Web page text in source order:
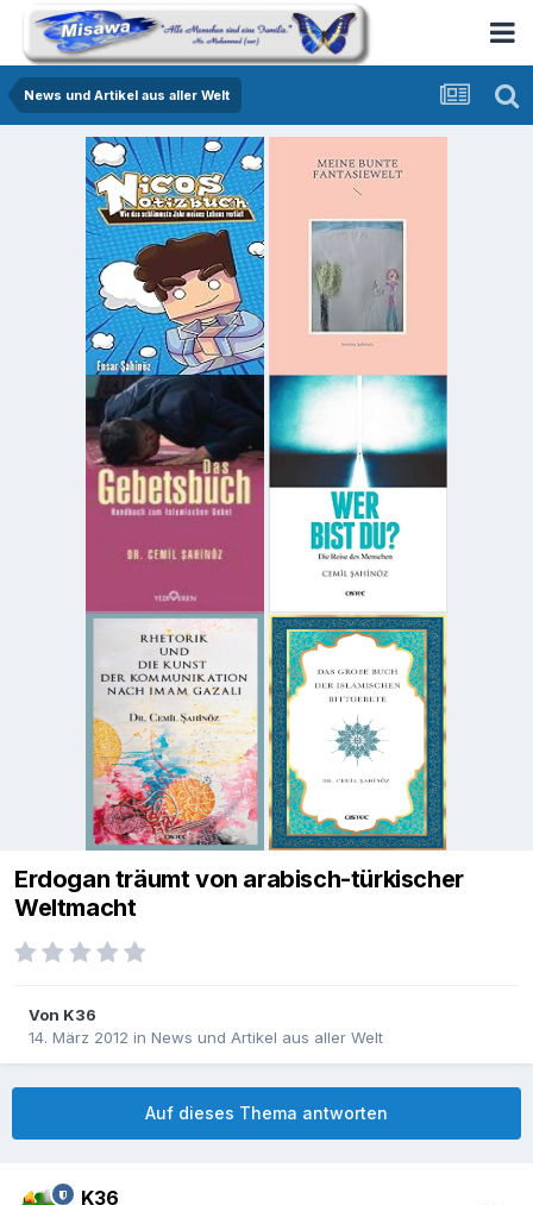
News und Artikel aus aller Welt
Erdogan träumt von arabisch-türkischer
Weltmacht
Von K36
14. März 2012 in News und Artikel aus aller Welt
Auf dieses Thema antworten
K36